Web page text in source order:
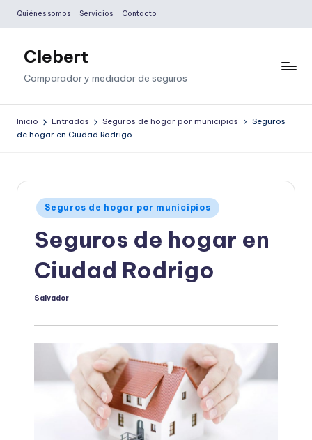
Saltar
contenido
Quiénes somos Servicios Contacto
Clebert
Comparador y mediador de seguros
Inicio Entradas Seguros de hogar por municipios
Seguros
de hogar en Ciudad Rodrigo
Publicado
en
Seguros de hogar por municipios
Seguros de hogar en
Ciudad Rodrigo
Publicado
Salvador